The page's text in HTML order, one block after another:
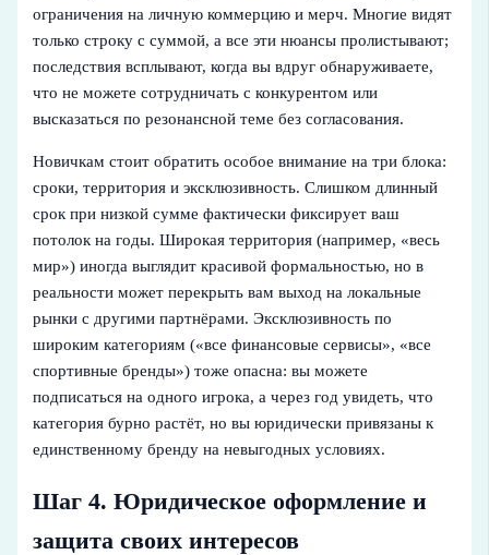
ограничения на личную коммерцию и мерч. Многие видят
только строку с суммой, а все эти нюансы пролистывают;
последствия всплывают, когда вы вдруг обнаруживаете,
что не можете сотрудничать с конкурентом или
высказаться по резонансной теме без согласования.
Новичкам стоит обратить особое внимание на три блока:
сроки, территория и эксклюзивность. Слишком длинный
срок при низкой сумме фактически фиксирует ваш
потолок на годы. Широкая территория (например, «весь
мир») иногда выглядит красивой формальностью, но в
реальности может перекрыть вам выход на локальные
рынки с другими партнёрами. Эксклюзивность по
широким категориям («все финансовые сервисы», «все
спортивные бренды») тоже опасна: вы можете
подписаться на одного игрока, а через год увидеть, что
категория бурно растёт, но вы юридически привязаны к
единственному бренду на невыгодных условиях.
Шаг 4. Юридическое оформление и
защита своих интересов